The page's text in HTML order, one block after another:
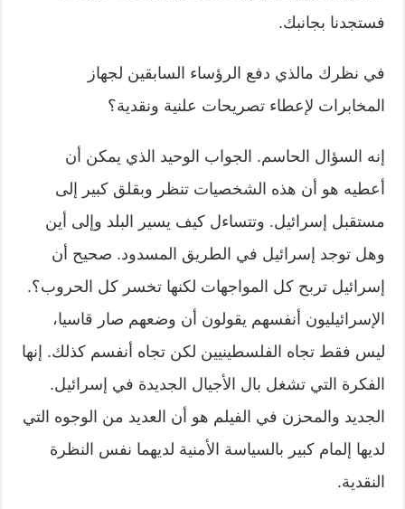
فستجدنا بجانبك.
في نظرك مالذي دفع الرؤساء السابقين لجهاز
المخابرات لإعطاء تصريحات علنية ونقدية؟
إنه السؤال الحاسم. الجواب الوحيد الذي يمكن أن
أعطيه هو أن هذه الشخصيات تنظر وبقلق كبير إلى
مستقبل إسرائيل. وتتساءل كيف يسير البلد وإلى أين
وهل توجد إسرائيل في الطريق المسدود. صحيح أن
إسرائيل تربح كل المواجهات لكنها تخسر كل الحروب؟.
الإسرائيليون أنفسهم يقولون أن وضعهم صار قاسيا،
ليس فقط تجاه الفلسطينيين لكن تجاه أنفسم كذلك. إنها
الفكرة التي تشغل بال الأجيال الجديدة في إسرائيل.
الجديد والمحزن في الفيلم هو أن العديد من الوجوه التي
لديها إلمام كبير بالسياسة الأمنية لديهما نفس النظرة
النقدية.